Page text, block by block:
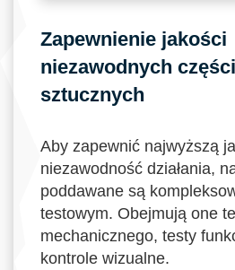
Zapewnienie jakości
niezawodnych
sztucznych
Aby zapewnić najwyższą
niezawodność działania,
poddawane są
testowym. Obejmują one
mechanicznego, testy
kontrole wizualne.